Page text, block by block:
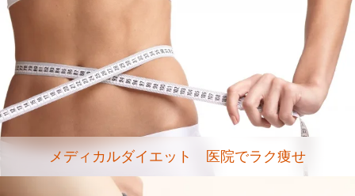
メディカルダイエット 医院でラク痩せ